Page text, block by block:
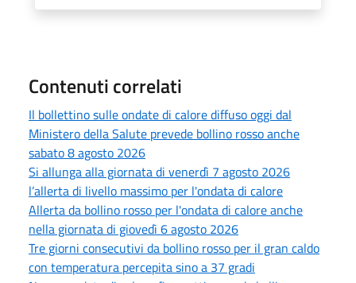
Contenuti correlati
Il bollettino sulle ondate di calore diffuso oggi dal
Ministero della Salute prevede bollino rosso anche
sabato 8 agosto 2026
Si allunga alla giornata di venerdì 7 agosto 2026
l’allerta di livello massimo per l'ondata di calore
Allerta da bollino rosso per l'ondata di calore anche
nella giornata di giovedì 6 agosto 2026
Tre giorni consecutivi da bollino rosso per il gran caldo
con temperatura percepita sino a 37 gradi